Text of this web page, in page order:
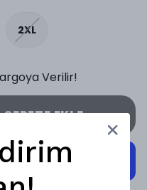
2XL
Verilir!
SEPETE EKLE